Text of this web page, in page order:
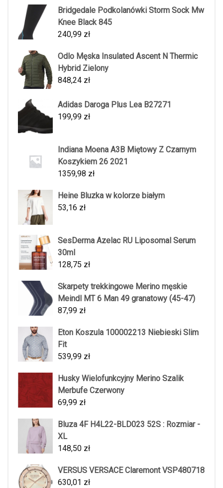
Bridgedale Podkolanówki Storm Sock Mw
Knee Black 845
240,99 zł
Odlo Męska Insulated Ascent N Thermic
Hybrid Zielony
848,24 zł
Adidas Daroga Plus Lea B27271
199,99 zł
Indiana Moena A3B Miętowy Z Czarnym
Koszykiem 26 2021
1359,98 zł
Heine Bluzka w kolorze białym
53,16 zł
SesDerma Azelac RU Liposomal Serum
30ml
128,75 zł
Skarpety trekkingowe Merino męskie
Meindl MT 6 Man 49 granatowy (45-47)
87,99 zł
Eton Koszula 100002213 Niebieski Slim
Fit
539,99 zł
Husky Wielofunkcyjny Merino Szalik
Merbufe Czerwony
69,99 zł
Bluza 4F H4L22-BLD023 52S : Rozmiar -
XL
148,50 zł
VERSUS VERSACE Claremont VSP480718
630,01 zł